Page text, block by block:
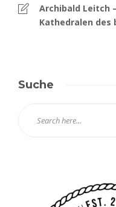
Archibald Leitch
Kathedralen des
Suche